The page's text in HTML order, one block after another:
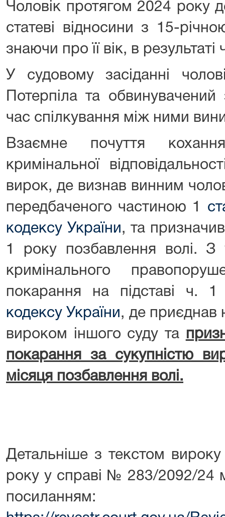
Чоловік протягом 2024 року
статеві відносини з 15-
знаючи про її вік, в результаті
У судовому засіданні
Потерпіла та
час спілкування між ними
Взаємне почуття
кримінальної
вирок, де визнав винним
передбаченого частиною 1
кодексу України, та
1 року позбавлення волі. З
кримінального
покарання на підставі ч.
кодексу України, де приєднав
вироком іншого суду та
покарання за сукупністю
місяця позбавлення волі.
Детальніше з текстом
року у справі № 283/2092/24
посиланням: